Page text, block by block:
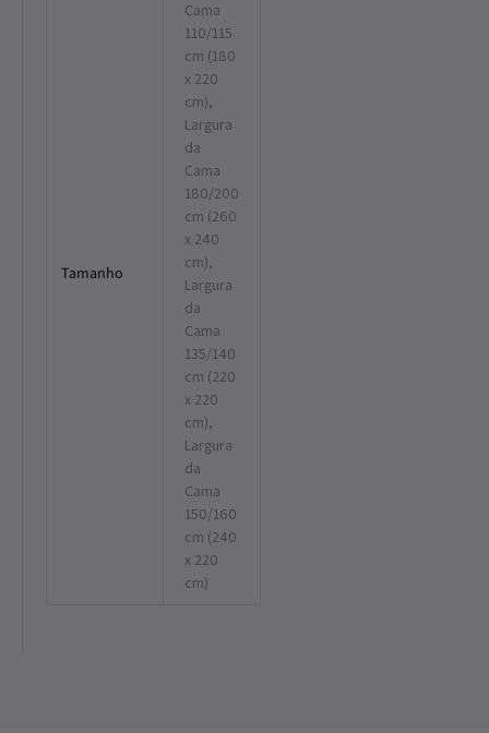
Tamanho
Cama
110/115
cm (180
x 220
cm),
Largura
da
Cama
180/200
cm (260
x 240
cm),
Largura
da
Cama
135/140
cm (220
x 220
cm),
Largura
da
Cama
150/160
cm (240
x 220
cm)